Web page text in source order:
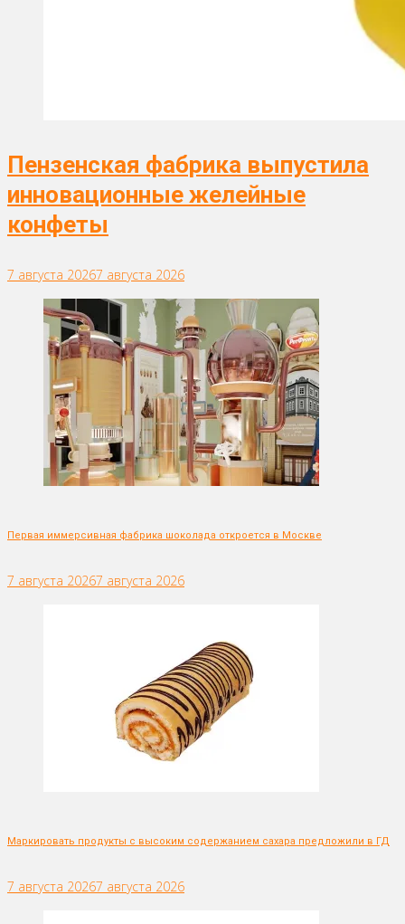
Пензенская фабрика выпустила
инновационные желейные
конфеты
7 августа 20267 августа 2026
Первая иммерсивная фабрика шоколада откроется в Москве
7 августа 20267 августа 2026
Маркировать продукты с высоким содержанием сахара предложили в ГД
7 августа 20267 августа 2026